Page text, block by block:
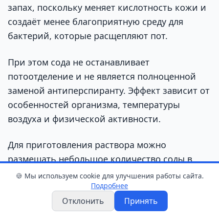
запах, поскольку меняет кислотность кожи и
создаёт менее благоприятную среду для
бактерий, которые расщепляют пот.
При этом сода не останавливает
потоотделение и не является полноценной
заменой антиперспиранту. Эффект зависит от
особенностей организма, температуры
воздуха и физической активности.
Для приготовления раствора можно
размешать небольшое количество соды в
тёплой воде, смочить ватный диск и
аккуратно протереть чистую сухую кожу.
Наносить средство сразу после бритья, на
🍪 Мы используем cookie для улучшения работы сайта.
Подробнее
Отклонить Принять